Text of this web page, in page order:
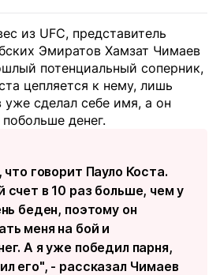
из UFC, представитель
Эмиратов Хамзат Чимаев
потенциальный соперник,
цепляется к нему, лишь
сделал себе имя, а он
денег.
говорит Пауло Коста.
счет в 10 раз больше, чем у
беден, поэтому он
меня на бой и
А я уже победил парня,
его", - рассказал Чимаев